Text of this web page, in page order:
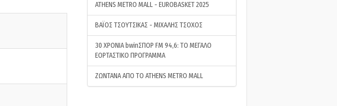
ATHENS METRO MALL - EUROBASKET 2025
ΒΑΪΟΣ ΤΣΟΥΤΣΙΚΑΣ - ΜΙΧΑΛΗΣ ΤΣΟΧΟΣ
30 ΧΡΟΝΙΑ bwinΣΠΟΡ FM 94,6: ΤΟ ΜΕΓΑΛΟ
ΕΟΡΤΑΣΤΙΚΟ ΠΡΟΓΡΑΜΜΑ
ΖΩΝΤΑΝΑ ΑΠΟ ΤΟ ATHENS METRO MALL